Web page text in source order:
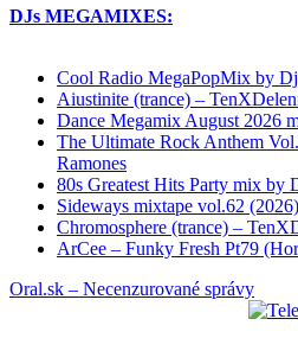
DJs MEGAMIXES:
Cool Radio MegaPopMix by
Aiustinite (trance) –
Dance Megamix August 2026
The Ultimate Rock Anthem
Ramones
80s Greatest Hits Party mix by
Sideways mixtape vol.62 (2026)
Chromosphere (trance) –
ArCee – Funky Fresh Pt79
Oral.sk – Necenzurované správy